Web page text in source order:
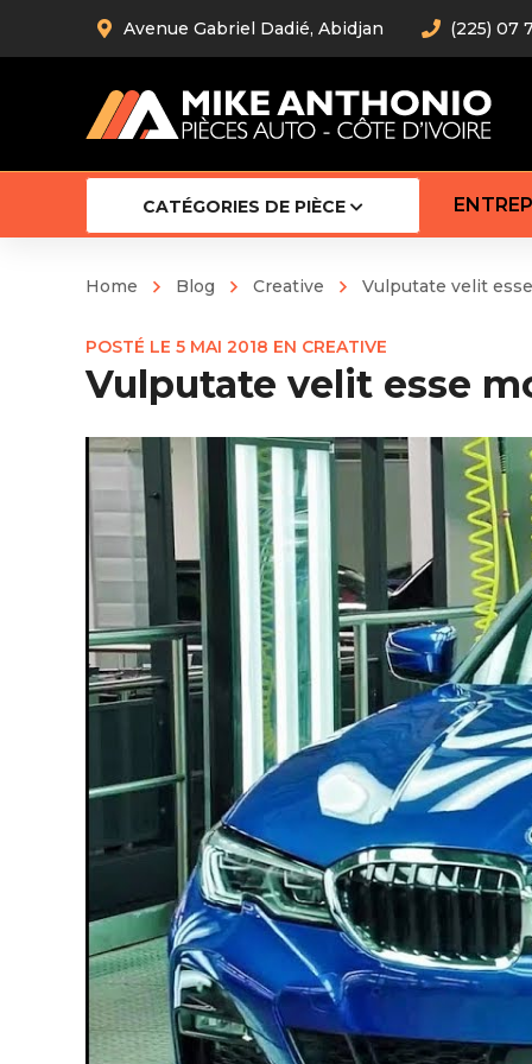
Avenue Gabriel Dadié, Abidjan (225) 07
CATÉGORIES DE PIÈCE
Barre
Robot
Cardan
Rotules
Pattes
Tambours
Cylinder
Pistons
Feu
Bague
Bague
Calle
Culasse
Courroie
Home Blog Creative Vulputate velit
POSTÉ LE 5 MAI 2018 EN CREATIVE
Vulputate velit esse